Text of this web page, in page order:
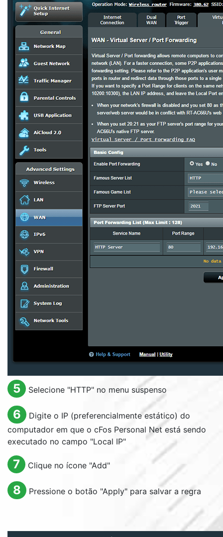
5 Selecione "HTTP" no menu suspenso
6
Digite o IP (preferencialmente estático) do
computador em que o cFos Personal Net está sendo
executado no campo "Local IP"
7 Clique no ícone "Add"
8 Pressione o botão "Apply" para salvar a regra